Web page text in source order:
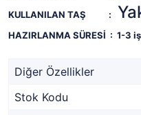
KULLANILAN TAŞ :
HAZIRLANMA SÜRESİ : 1-3
Diğer Özellikler
Stok Kodu